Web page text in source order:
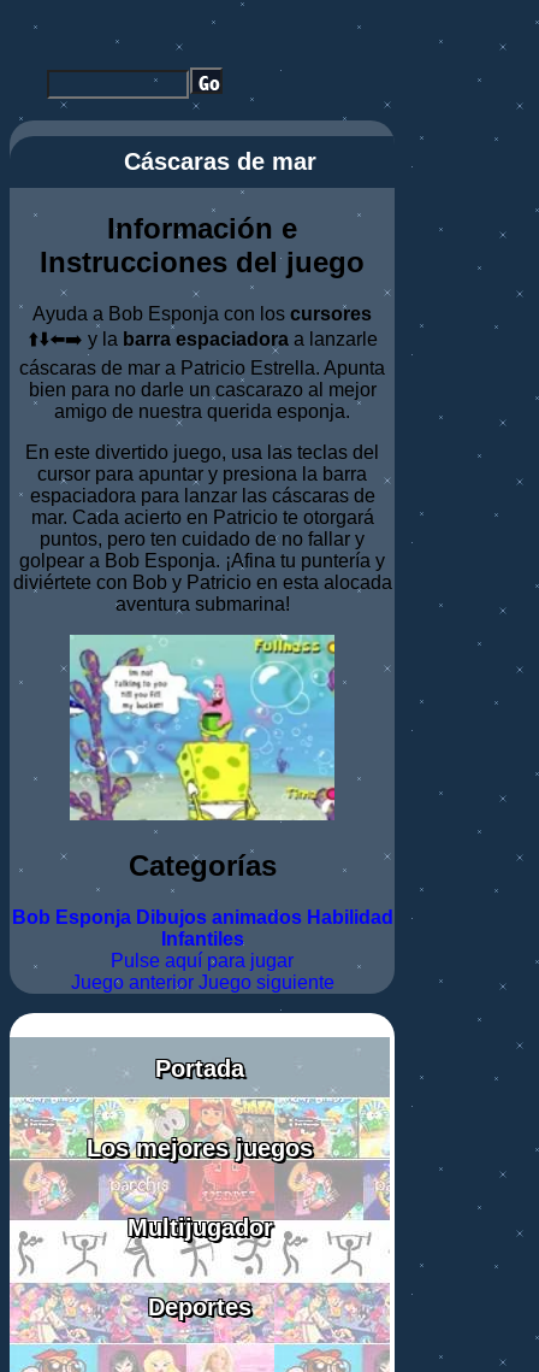
Cáscaras de mar
Información e
Instrucciones del juego
Ayuda a Bob Esponja con los cursores
⬆️⬇️⬅️➡️ y la barra espaciadoraa lanzarle
cáscaras de mar a Patricio Estrella. Apunta
bien para no darle un cascarazo al mejor
amigo de nuestra querida esponja.
En este divertido juego, usa las teclas del
cursor para apuntar y presiona la barra
espaciadora para lanzar las cáscaras de
mar. Cada acierto en Patricio te otorgará
puntos, pero ten cuidado de no fallar y
golpear a Bob Esponja. ¡Afina tu puntería y
diviértete con Bob y Patricio en esta alocada
aventura submarina!
Categorías
Bob Esponja Dibujos animados Habilidad
Infantiles
Pulse aquí para jugar
Juego anterior Juego siguiente
Portada
Los mejores juegos
Multijugador
Deportes